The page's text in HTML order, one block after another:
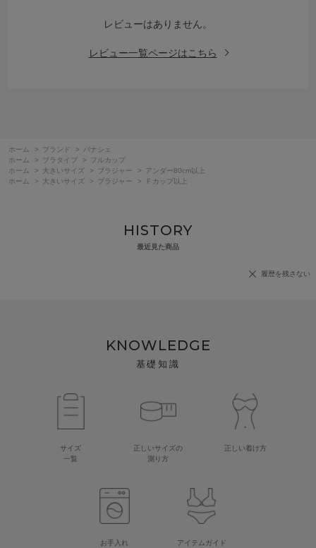
レビューはありません。
レビュー一覧ページはこちら
ホーム > ブランド >
パナシェ
ホーム
> ブラタイプ >
フルカップ
ホーム
> 大きいサイズ > ブラジャー >
アンダー80cm以上
ホーム
> 大きいサイズ > ブラジャー > Ｆカップ以上
HISTORY
最近見た商品
履歴を残さない
KNOWLEDGE
基礎知識
サイズ
一覧
正しいサイズの
測り方
正しい着け方
お手入れ
アイテムガイド